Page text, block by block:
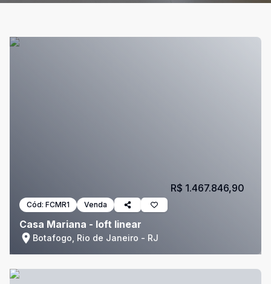
Cód: FCMR1 Venda
Casa Mariana - loft linear
Botafogo, Rio de Janeiro - RJ
R$ 1.467.846,90